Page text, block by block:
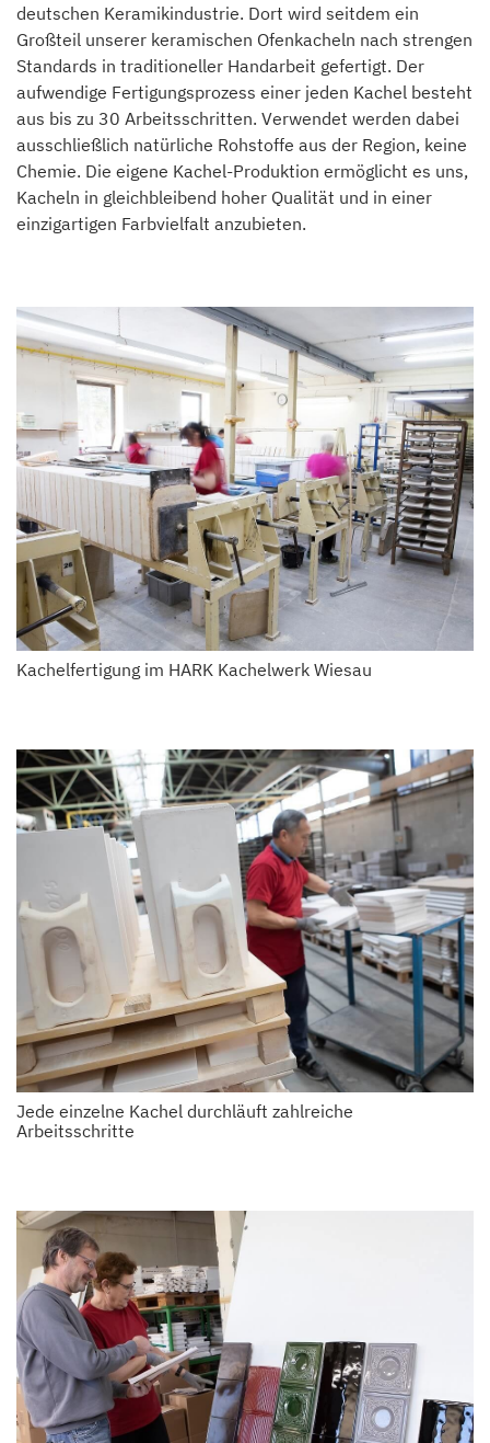
deutschen Keramikindustrie. Dort wird seitdem ein
Großteil unserer keramischen Ofenkacheln nach strengen
Standards in traditioneller Handarbeit gefertigt. Der
aufwendige Fertigungsprozess einer jeden Kachel besteht
aus bis zu 30 Arbeitsschritten. Verwendet werden dabei
ausschließlich natürliche Rohstoffe aus der Region, keine
Chemie. Die eigene Kachel-Produktion ermöglicht es uns,
Kacheln in gleichbleibend hoher Qualität und in einer
einzigartigen Farbvielfalt anzubieten.
Kachelfertigung im HARK Kachelwerk Wiesau
Jede einzelne Kachel durchläuft zahlreiche
Arbeitsschritte